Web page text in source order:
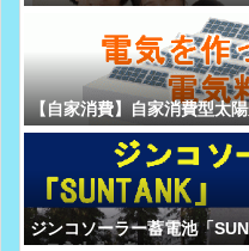
【自家消費】自家消費型太
ジンコソーラー蓄電池「